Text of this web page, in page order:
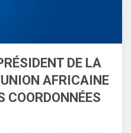
DE LA
AFRICAINE
COORDONNÉES